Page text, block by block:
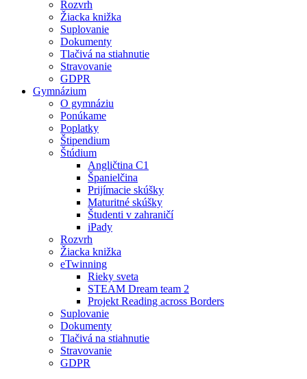
Rozvrh
Žiacka knižka
Suplovanie
Dokumenty
Tlačivá na stiahnutie
Stravovanie
GDPR
Gymnázium
O gymnáziu
Ponúkame
Poplatky
Štipendium
Štúdium
Angličtina C1
Španielčina
Prijímacie skúšky
Maturitné skúšky
Študenti v zahraničí
iPady
Rozvrh
Žiacka knižka
eTwinning
Rieky sveta
STEAM Dream team 2
Projekt Reading across Borders
Suplovanie
Dokumenty
Tlačivá na stiahnutie
Stravovanie
GDPR